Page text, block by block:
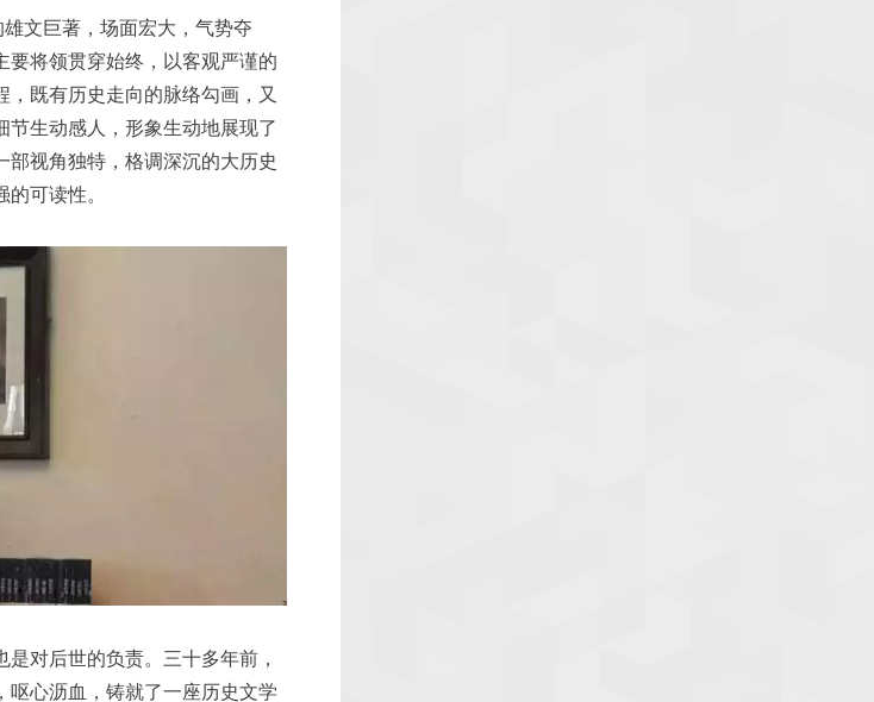
文巨著，场面宏大，气势夺
要将领贯穿始终，以客观严谨的
既有历史走向的脉络勾画，又
生动感人，形象生动地展现了
视角独特，格调深沉的大历史
可读性。
对后世的负责。三十多年前，
心沥血，铸就了一座历史文学